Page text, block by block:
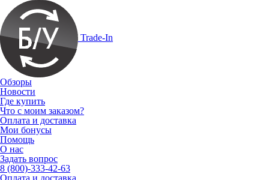
Trade-In
Обзоры
Новости
Где купить
Что с моим заказом?
Оплата и доставка
Мои бонусы
Помощь
О нас
Задать вопрос
8 (800)-333-42-63
Оплата и доставка